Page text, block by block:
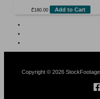
₾ 180.00 Add to Cart
Copyright © 2026